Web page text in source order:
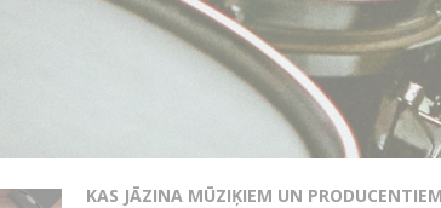
KAS JĀZINA MŪZIĶIEM UN